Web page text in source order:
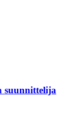
suunnittelija